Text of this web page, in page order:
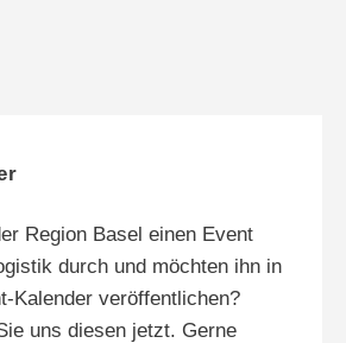
Region Basel einen Event
durch und möchten ihn in
Kalender veröffentlichen?
uns diesen jetzt. Gerne